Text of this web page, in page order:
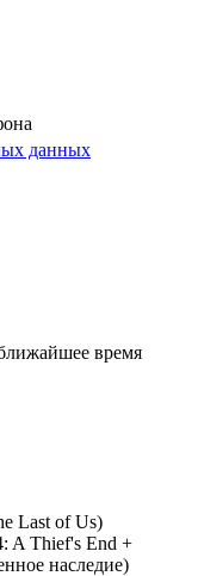
данных
время
Last of Us)
A Thief's End +
наследие)